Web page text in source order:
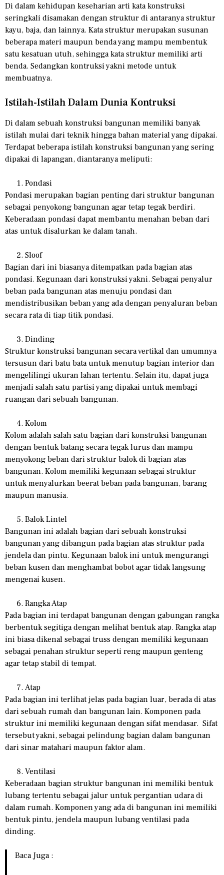
Di dalam kehidupan keseharian arti kata konstruksi
seringkali disamakan dengan struktur di antaranya struktur
kayu, baja, dan lainnya. Kata struktur merupakan susunan
beberapa materi maupun benda yang mampu membentuk
satu kesatuan utuh, sehingga kata struktur memiliki arti
benda. Sedangkan kontruksi yakni metode untuk
membuatnya.
Istilah-Istilah Dalam Dunia Kontruksi
Di dalam sebuah konstruksi bangunan memiliki banyak
istilah mulai dari teknik hingga bahan material yang dipakai.
Terdapat beberapa istilah konstruksi bangunan yang sering
dipakai di lapangan, diantaranya meliputi:
Pondasi
Pondasi merupakan bagian penting dari struktur bangunan
sebagai penyokong bangunan agar tetap tegak berdiri.
Keberadaan pondasi dapat membantu menahan beban dari
atas untuk disalurkan ke dalam tanah.
Sloof
Bagian dari ini biasanya ditempatkan pada bagian atas
pondasi. Kegunaan dari konstruksi yakni. Sebagai penyalur
beban pada bangunan atas menuju pondasi dan
mendistribusikan beban yang ada dengan penyaluran beban
secara rata di tiap titik pondasi.
Dinding
Struktur konstruksi bangunan secara vertikal dan umumnya
tersusun dari batu bata untuk menutup bagian interior dan
mengelilingi ukuran lahan tertentu. Selain itu, dapat juga
menjadi salah satu partisi yang dipakai untuk membagi
ruangan dari sebuah bangunan.
Kolom
Kolom adalah salah satu bagian dari konstruksi bangunan
dengan bentuk batang secara tegak lurus dan mampu
menyokong beban dari struktur balok di bagian atas
bangunan. Kolom memiliki kegunaan sebagai struktur
untuk menyalurkan beerat beban pada bangunan, barang
maupun manusia.
Balok Lintel
Bangunan ini adalah bagian dari sebuah konstruksi
bangunan yang dibangun pada bagian atas struktur pada
jendela dan pintu. Kegunaan balok ini untuk mengurangi
beban kusen dan menghambat bobot agar tidak langsung
mengenai kusen.
Rangka Atap
Pada bagian ini terdapat bangunan dengan gabungan rangka
berbentuk segitiga dengan melihat bentuk atap. Rangka atap
ini biasa dikenal sebagai truss dengan memiliki kegunaan
sebagai penahan struktur seperti reng maupun genteng
agar tetap stabil di tempat.
Atap
Pada bagian ini terlihat jelas pada bagian luar, berada di atas
dari sebuah rumah dan bangunan lain. Komponen pada
struktur ini memiliki kegunaan dengan sifat mendasar. Sifat
tersebut yakni, sebagai pelindung bagian dalam bangunan
dari sinar matahari maupun faktor alam.
Ventilasi
Keberadaan bagian struktur bangunan ini memiliki bentuk
lubang tertentu sebagai jalur untuk pergantian udara di
dalam rumah. Komponen yang ada di bangunan ini memiliki
bentuk pintu, jendela maupun lubang ventilasi pada
dinding.
Baca Juga :